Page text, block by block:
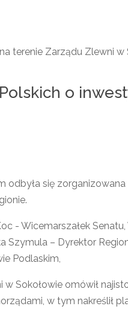
terenie Zarządu Zlewni w
o
odbyła się
- Wicemarszałek
Szymula – Dyrektor
Podlaskim,
Sokołowie omówił
w tym nakreślił